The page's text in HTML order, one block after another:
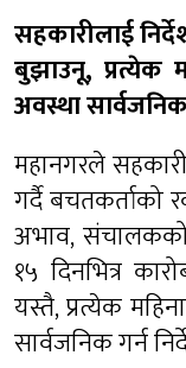
सहकारीलाई
बुझाउनू, प्रत्येक
अवस्था
महानगरले
गर्दै
अभाव,
१५ दिनभित्र
यस्तै, प्रत्येक
सार्वजनिक गर्न